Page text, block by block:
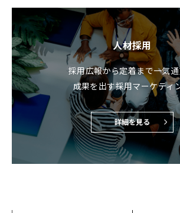
人材採用
採用広報から定着まで一気
成果を出す採用マーケティ
詳細を見る